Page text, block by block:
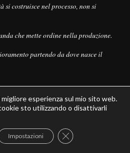
costruisce nel processo, non si
che mette ordine nella produzione.
partendo da dove nasce il
Marketing byMaria Cristina Pizzato
esperienza sul mio sito web.
sto utilizzando o disattivarli
Impostazioni Close GDPR